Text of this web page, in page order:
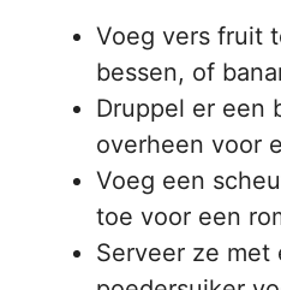
Voeg vers fruit
bessen, of
Druppel er een
overheen voor
Voeg een
toe voor een
Serveer ze met